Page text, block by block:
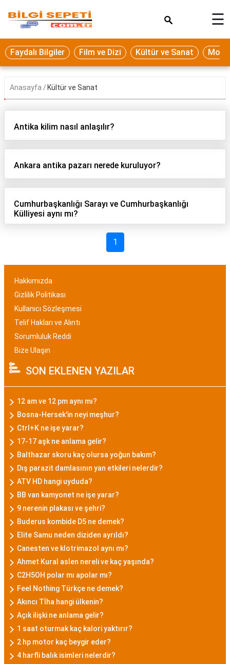
Sağlık
Spor
Yaşam
Blog
☰
Faydalı Bilgiler Film ve Dizi Kültür ve Sanat
Anasayfa Kültür ve Sanat
Antika kilim nasıl anlaşılır?
Ankara antika pazarı nerede kuruluyor?
Cumhurbaşkanlığı Sarayı ve Cumhurbaşkanlığı
Külliyesi aynı mı?
1
Hakkımızda
Gizlilik Politikası
Kullanıcı Sözleşmesi
Telif Hakları ve Alıntı
Sorumluluk Reddi
Bize Ulaşın
SON EKLENEN YAZILAR
12 am ve 12 pm aynı mı?
Bosna-Hersek'in neyi meşhur?
Ctrl+K ne işe yarar?
17-17 aşk ne anlama gelir?
Balthazar skoru kaç olursa yoğun bakım?
Dış parazit damlasının yan etkileri nelerdir?
ATV HD hangi uyduda?
BB van kamyonet ne işe yarar?
9 nerenin plakası ve şehri?
Buderus kombide D5 ne demek?
Elite Samu neden diziden ayrıldı?
Canesten ve klotrimazol aynı mı?
Ahmet Kural aslen nereli ve kaç yaşında?
C2H5OH polar mı apolar mı?
Feel Nothing Türkçe ne demek?
Akıncı Tİha hangi ülkenin?
Açık ilişki ne anlama gelir?
1 saat oturmak kaç kalori yaktırır?
2 hp motor kaç beygir eder?
4 harfli balık isimleri nelerdir?